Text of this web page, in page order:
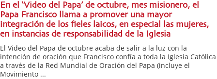
En el ‘Video del Papa’ de octubre, mes misionero, el
Papa Francisco llama a promover una mayor
integración de los fieles laicos, en especial las mujeres,
en instancias de responsabilidad de la Iglesia
El Video del Papa de octubre acaba de salir a la luz con la
intención de oración que Francisco confía a toda la Iglesia Católica
a través de la Red Mundial de Oración del Papa (incluye el
Movimiento ...